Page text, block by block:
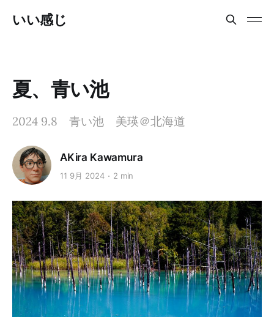
いい感じ
夏、青い池
2024 9.8 青い池 美瑛＠北海道
AKira Kawamura
11 9月 2024 2 min